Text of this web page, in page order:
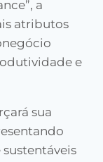
a
atributos
e
sua
sustentáveis